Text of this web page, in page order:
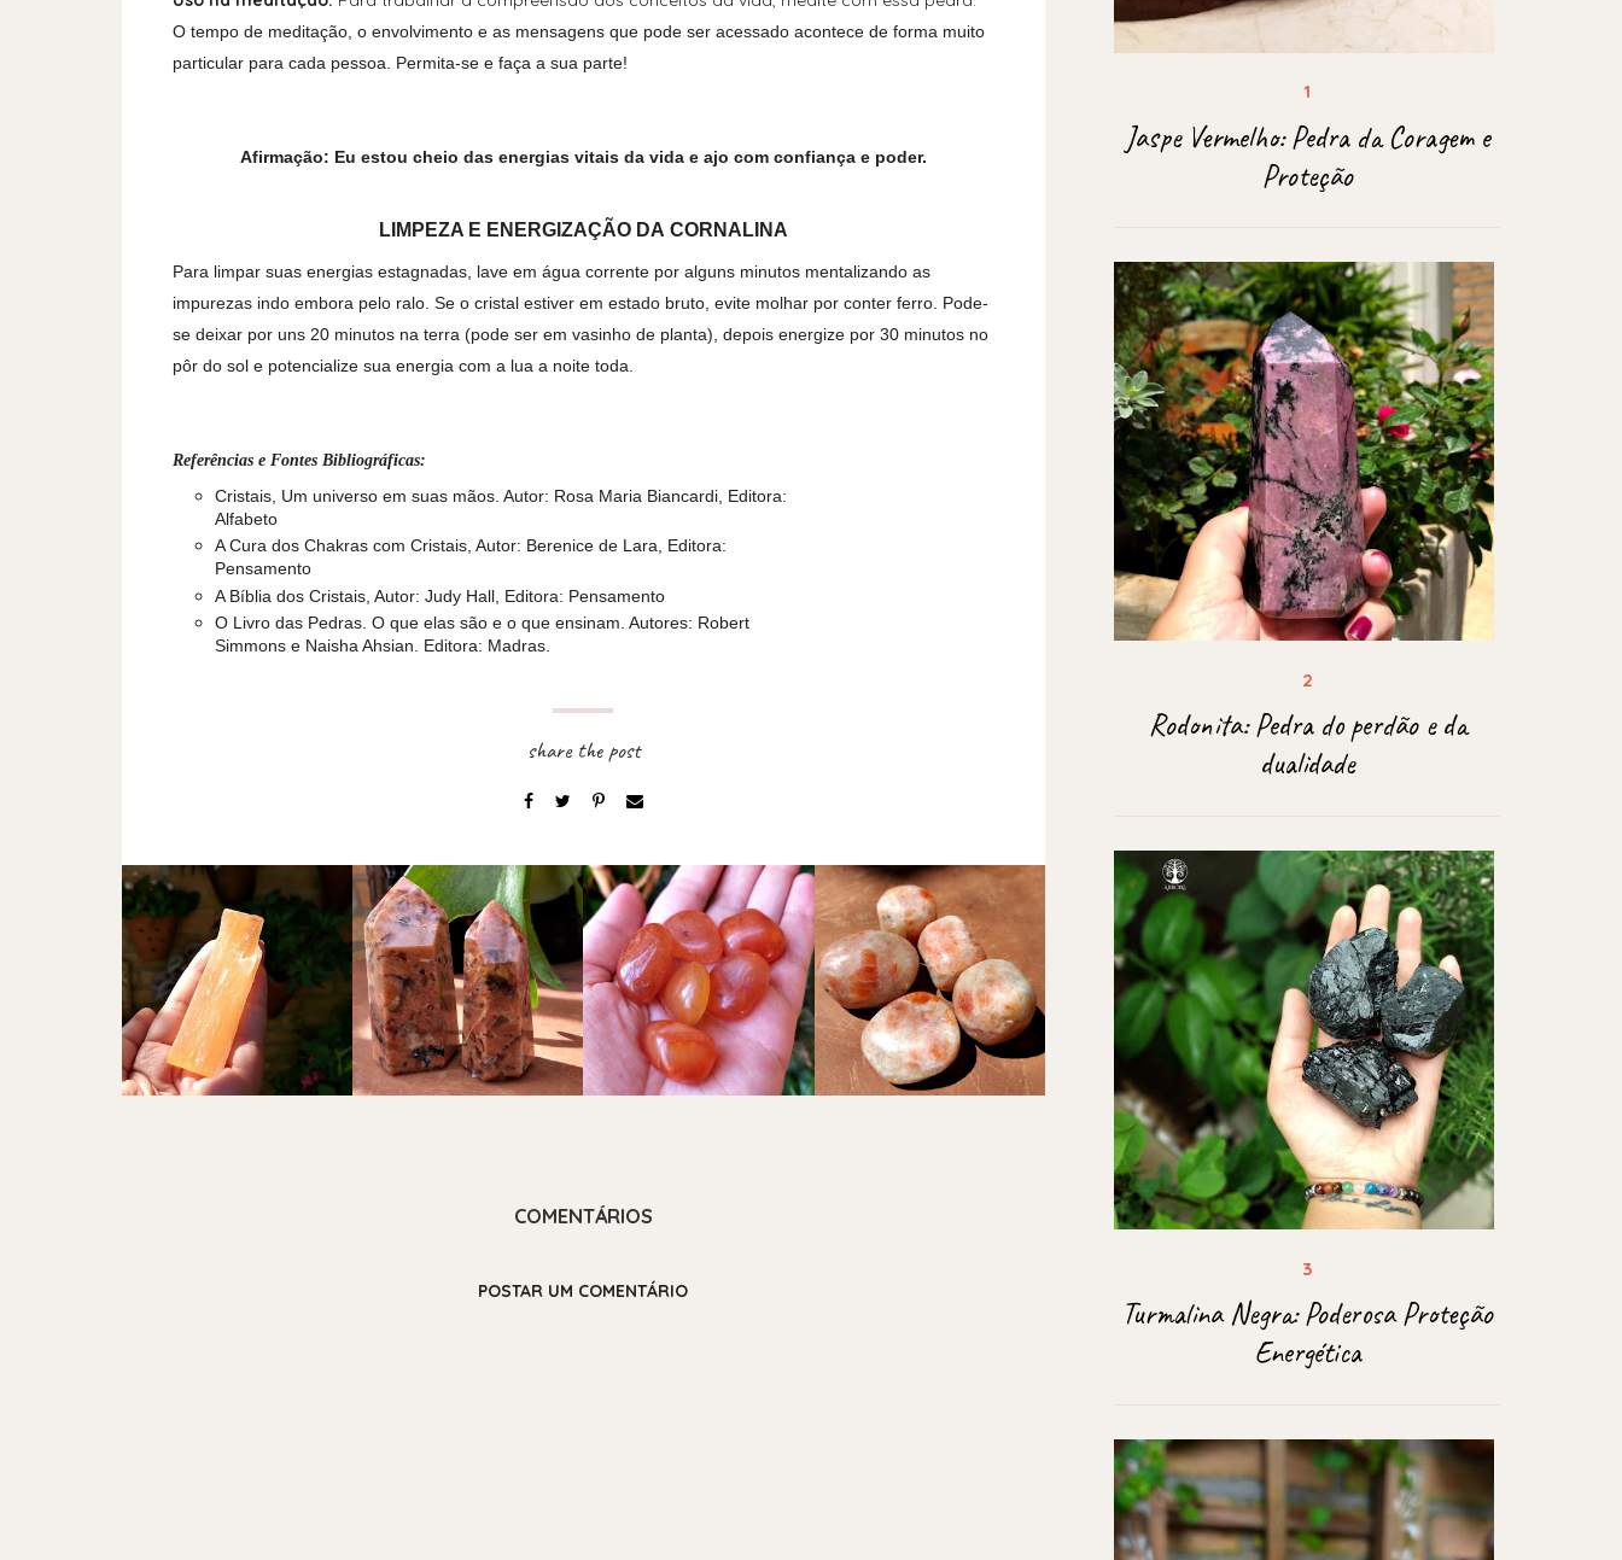
O tempo de meditação, o envolvimento e as mensagens que pode ser acessado acontece de forma muito
particular para cada pessoa. Permita-se e faça a sua parte!
Afirmação: Eu estou cheio das energias vitais da vida e ajo com confiança e poder.
LIMPEZA E ENERGIZAÇÃO DA CORNALINA
Para limpar suas energias estagnadas, lave em água corrente por alguns minutos mentalizando as
impurezas indo embora pelo ralo. Se o cristal estiver em estado bruto, evite molhar por conter ferro. Pode-
se deixar por uns 20 minutos na terra (pode ser em vasinho de planta), depois energize por 30 minutos no
pôr do sol e potencialize sua energia com a lua a noite toda.
Referências e Fontes Bibliográficas:
Cristais, Um universo em suas mãos. Autor: Rosa Maria Biancardi, Editora:
Alfabeto
A Cura dos Chakras com Cristais, Autor: Berenice de Lara, Editora:
Pensamento
A Bíblia dos Cristais, Autor: Judy Hall, Editora: Pensamento
O Livro das Pedras. O que elas são e o que ensinam. Autores: Robert
Simmons e Naisha Ahsian. Editora: Madras.
COMENTÁRIOS
POSTAR UM COMENTÁRIO
Jaspe Vermelho: Pedra da Coragem e
Proteção
Rodonita: Pedra do perdão e da
dualidade
Turmalina Negra: Poderosa Proteção
Energética